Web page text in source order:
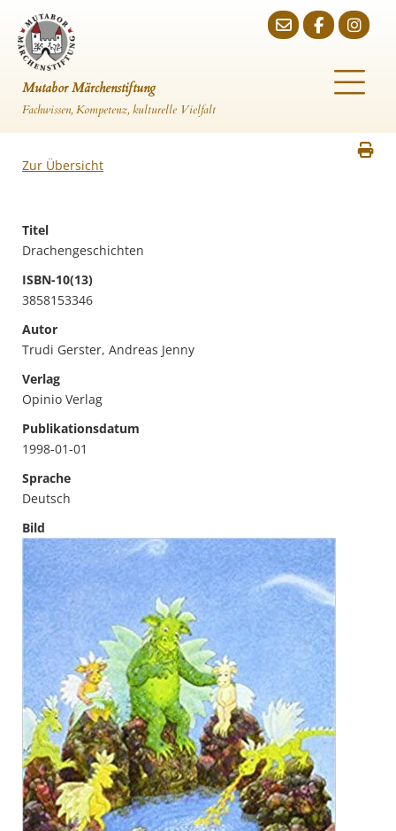
Mutabor Märchenstiftung
Fachwissen, Kompetenz, kulturelle Vielfalt
Zur Übersicht
Titel
Drachengeschichten
ISBN-10(13)
3858153346
Autor
Trudi Gerster, Andreas Jenny
Verlag
Opinio Verlag
Publikationsdatum
1998-01-01
Sprache
Deutsch
Bild